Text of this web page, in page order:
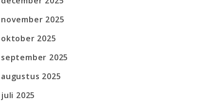
november 2025
oktober 2025
september 2025
augustus 2025
juli 2025